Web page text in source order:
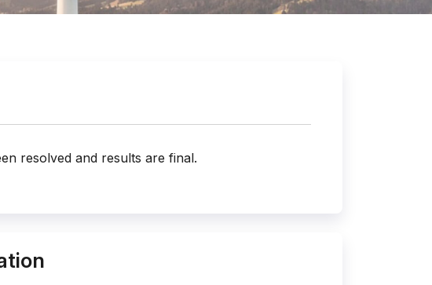
resolved and results are final.